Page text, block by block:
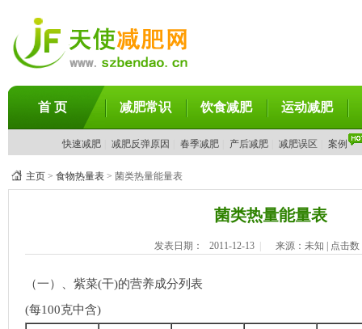
首 页 减肥常识 饮食减肥 运动减肥
快速减肥 减肥反弹原因 春季减肥 产后减肥 减肥误区 案例
主页 > 食物热量表 > 菌类热量能量表
菌类热量能量表
发表日期： 2011-12-13 来源：未知 | 点击数
（一）、紫菜(干)的营养成分列表
(每100克中含)